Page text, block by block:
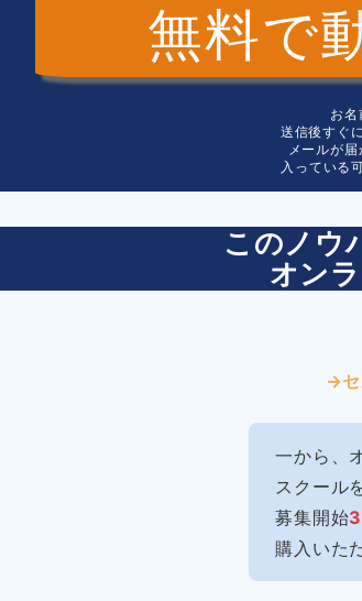
無料で
お名
送信後すぐ
メールが
入っている
このノウ
オン
→セ
一から、
スクール
募集開始
購入いた
＊成果を